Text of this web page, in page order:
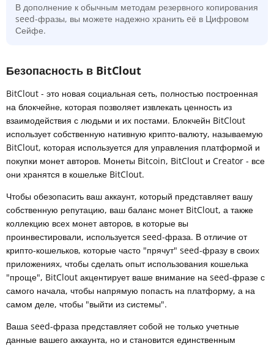
В дополнение к обычным методам резервного копирования
seed-фразы, вы можете надежно хранить eё в Цифровом
Сейфе.
Безопасность в BitClout
BitClout - это новая социальная сеть, полностью построенная
на блокчейне, которая позволяет извлекать ценность из
взаимодействия с людьми и их постами. Блокчейн BitClout
использует собственную нативную крипто-валюту, называемую
BitClout, которая используется для управления платформой и
покупки монет авторов. Монеты Bitcoin, BitClout и Creator - все
они хранятся в кошельке BitClout.
Чтобы обезопасить ваш аккаунт, который представляет вашу
собственную репутацию, ваш баланс монет BitClout, а также
коллекцию всех монет авторов, в которые вы
проинвестировали, используется seed-фраза. В отличие от
крипто-кошельков, которые часто "прячут" seed-фразу в своих
приложениях, чтобы сделать опыт использования кошелька
"проще", BitClout акцентирует ваше внимание на seed-фразе с
самого начала, чтобы напрямую попасть на платформу, а на
самом деле, чтобы "выйти из системы".
Ваша seed-фраза представляет собой не только учетные
данные вашего аккаунта, но и становится единственным